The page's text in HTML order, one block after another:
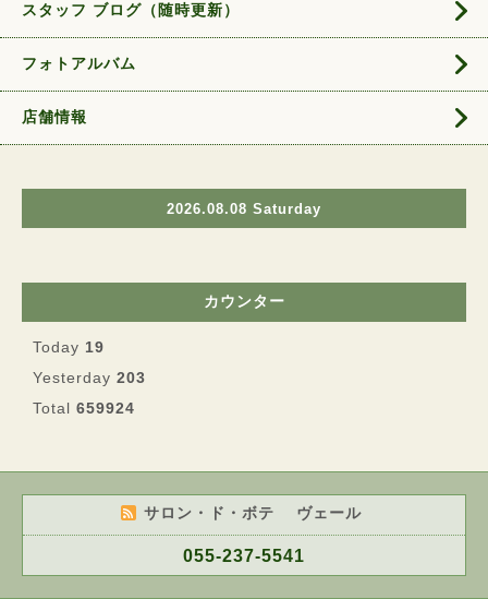
スタッフ ブログ（随時更新）
フォトアルバム
店舗情報
2026.08.08 Saturday
カウンター
Today 19
Yesterday 203
Total 659924
サロン・ド・ボテ ヴェール
055-237-5541